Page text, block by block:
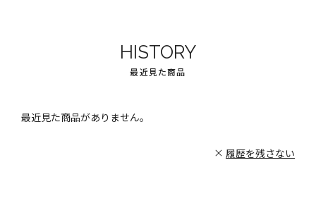
HISTORY
最近見た商品
最近見た商品がありません。
履歴を残さない